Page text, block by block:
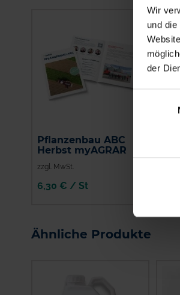
Wir
und
der
Pflanzenbau ABC
Herbst myAGRAR
zzgl. MwSt.
6,30 € / St
Ähnliche Produkte